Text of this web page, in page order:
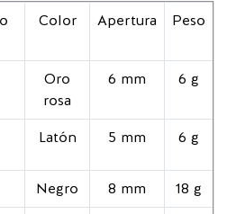
Color Apertura Peso
Oro
rosa
6 mm 6 g
Latón 5 mm 6 g
Negro 8 mm
18 g